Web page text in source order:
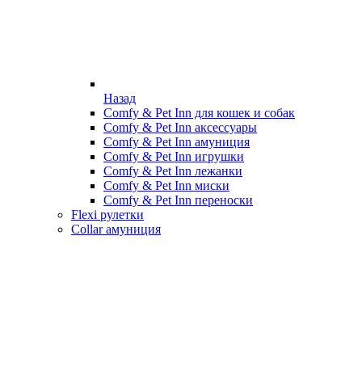
Назад
Comfy & Pet Inn для кошек и собак
Comfy & Pet Inn аксессуары
Comfy & Pet Inn амуниция
Comfy & Pet Inn игрушки
Comfy & Pet Inn лежанки
Comfy & Pet Inn миски
Comfy & Pet Inn переноски
Flexi рулетки
Collar амуниция